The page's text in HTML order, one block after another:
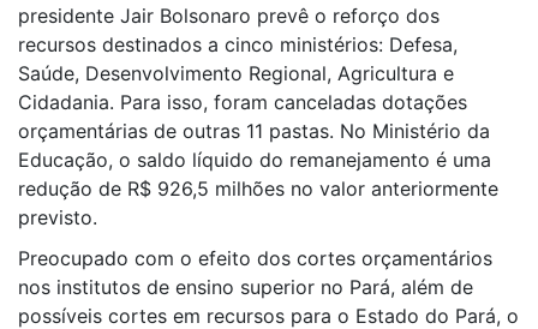
presidente Jair Bolsonaro prevê o reforço dos
recursos destinados a cinco ministérios: Defesa,
Saúde, Desenvolvimento Regional, Agricultura e
Cidadania. Para isso, foram canceladas dotações
orçamentárias de outras 11 pastas. No Ministério da
Educação, o saldo líquido do remanejamento é uma
redução de R$ 926,5 milhões no valor anteriormente
previsto.
Preocupado com o efeito dos cortes orçamentários
nos institutos de ensino superior no Pará, além de
possíveis cortes em recursos para o Estado do Pará, o